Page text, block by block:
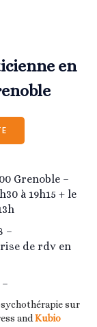
en
Grenoble –
à 19h15 + le
–
de rdv en
sur
and Kubio